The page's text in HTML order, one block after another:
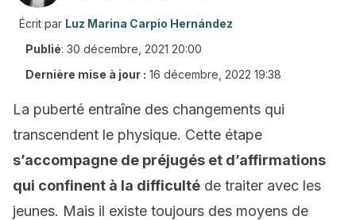
Écrit par Luz Marina Carpio Hernández
Publié: 30 décembre, 2021 20:00
Dernière mise à jour : 16 décembre, 2022 19:38
La puberté entraîne des changements qui
transcendent le physique. Cette étape
s’accompagne de préjugés et d’affirmations
qui confinent à la difficulté de traiter avec les
jeunes. Mais il existe toujours des moyens de